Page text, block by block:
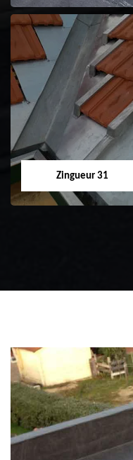
Etanchéité toiture
31
Zingueur 31